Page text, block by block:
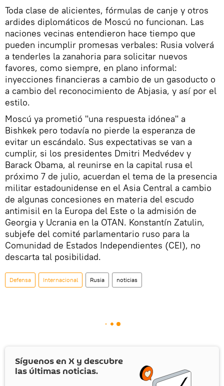
Toda clase de alicientes, fórmulas de canje y otros
ardides diplomáticos de Moscú no funcionan. Las
naciones vecinas entendieron hace tiempo que
pueden incumplir promesas verbales: Rusia volverá
a tenderles la zanahoria para solicitar nuevos
favores, como siempre, en plano informal:
inyecciones financieras a cambio de un gasoducto o
a cambio del reconocimiento de Abjasia, y así por el
estilo.
Moscú ya prometió "una respuesta idónea" a
Bishkek pero todavía no pierde la esperanza de
evitar un escándalo. Sus expectativas se van a
cumplir, si los presidentes Dmitri Medvédev y
Barack Obama, al reunirse en la capital rusa el
próximo 7 de julio, acuerdan el tema de la presencia
militar estadounidense en el Asia Central a cambio
de algunas concesiones en materia del escudo
antimisil en la Europa del Este o la admisión de
Georgia y Ucrania en la OTAN. Konstantín Zatulin,
subjefe del comité parlamentario ruso para la
Comunidad de Estados Independientes (CEI), no
descarta tal posibilidad.
Defensa Internacional Rusia noticias
Síguenos en X y descubre
las últimas noticias.